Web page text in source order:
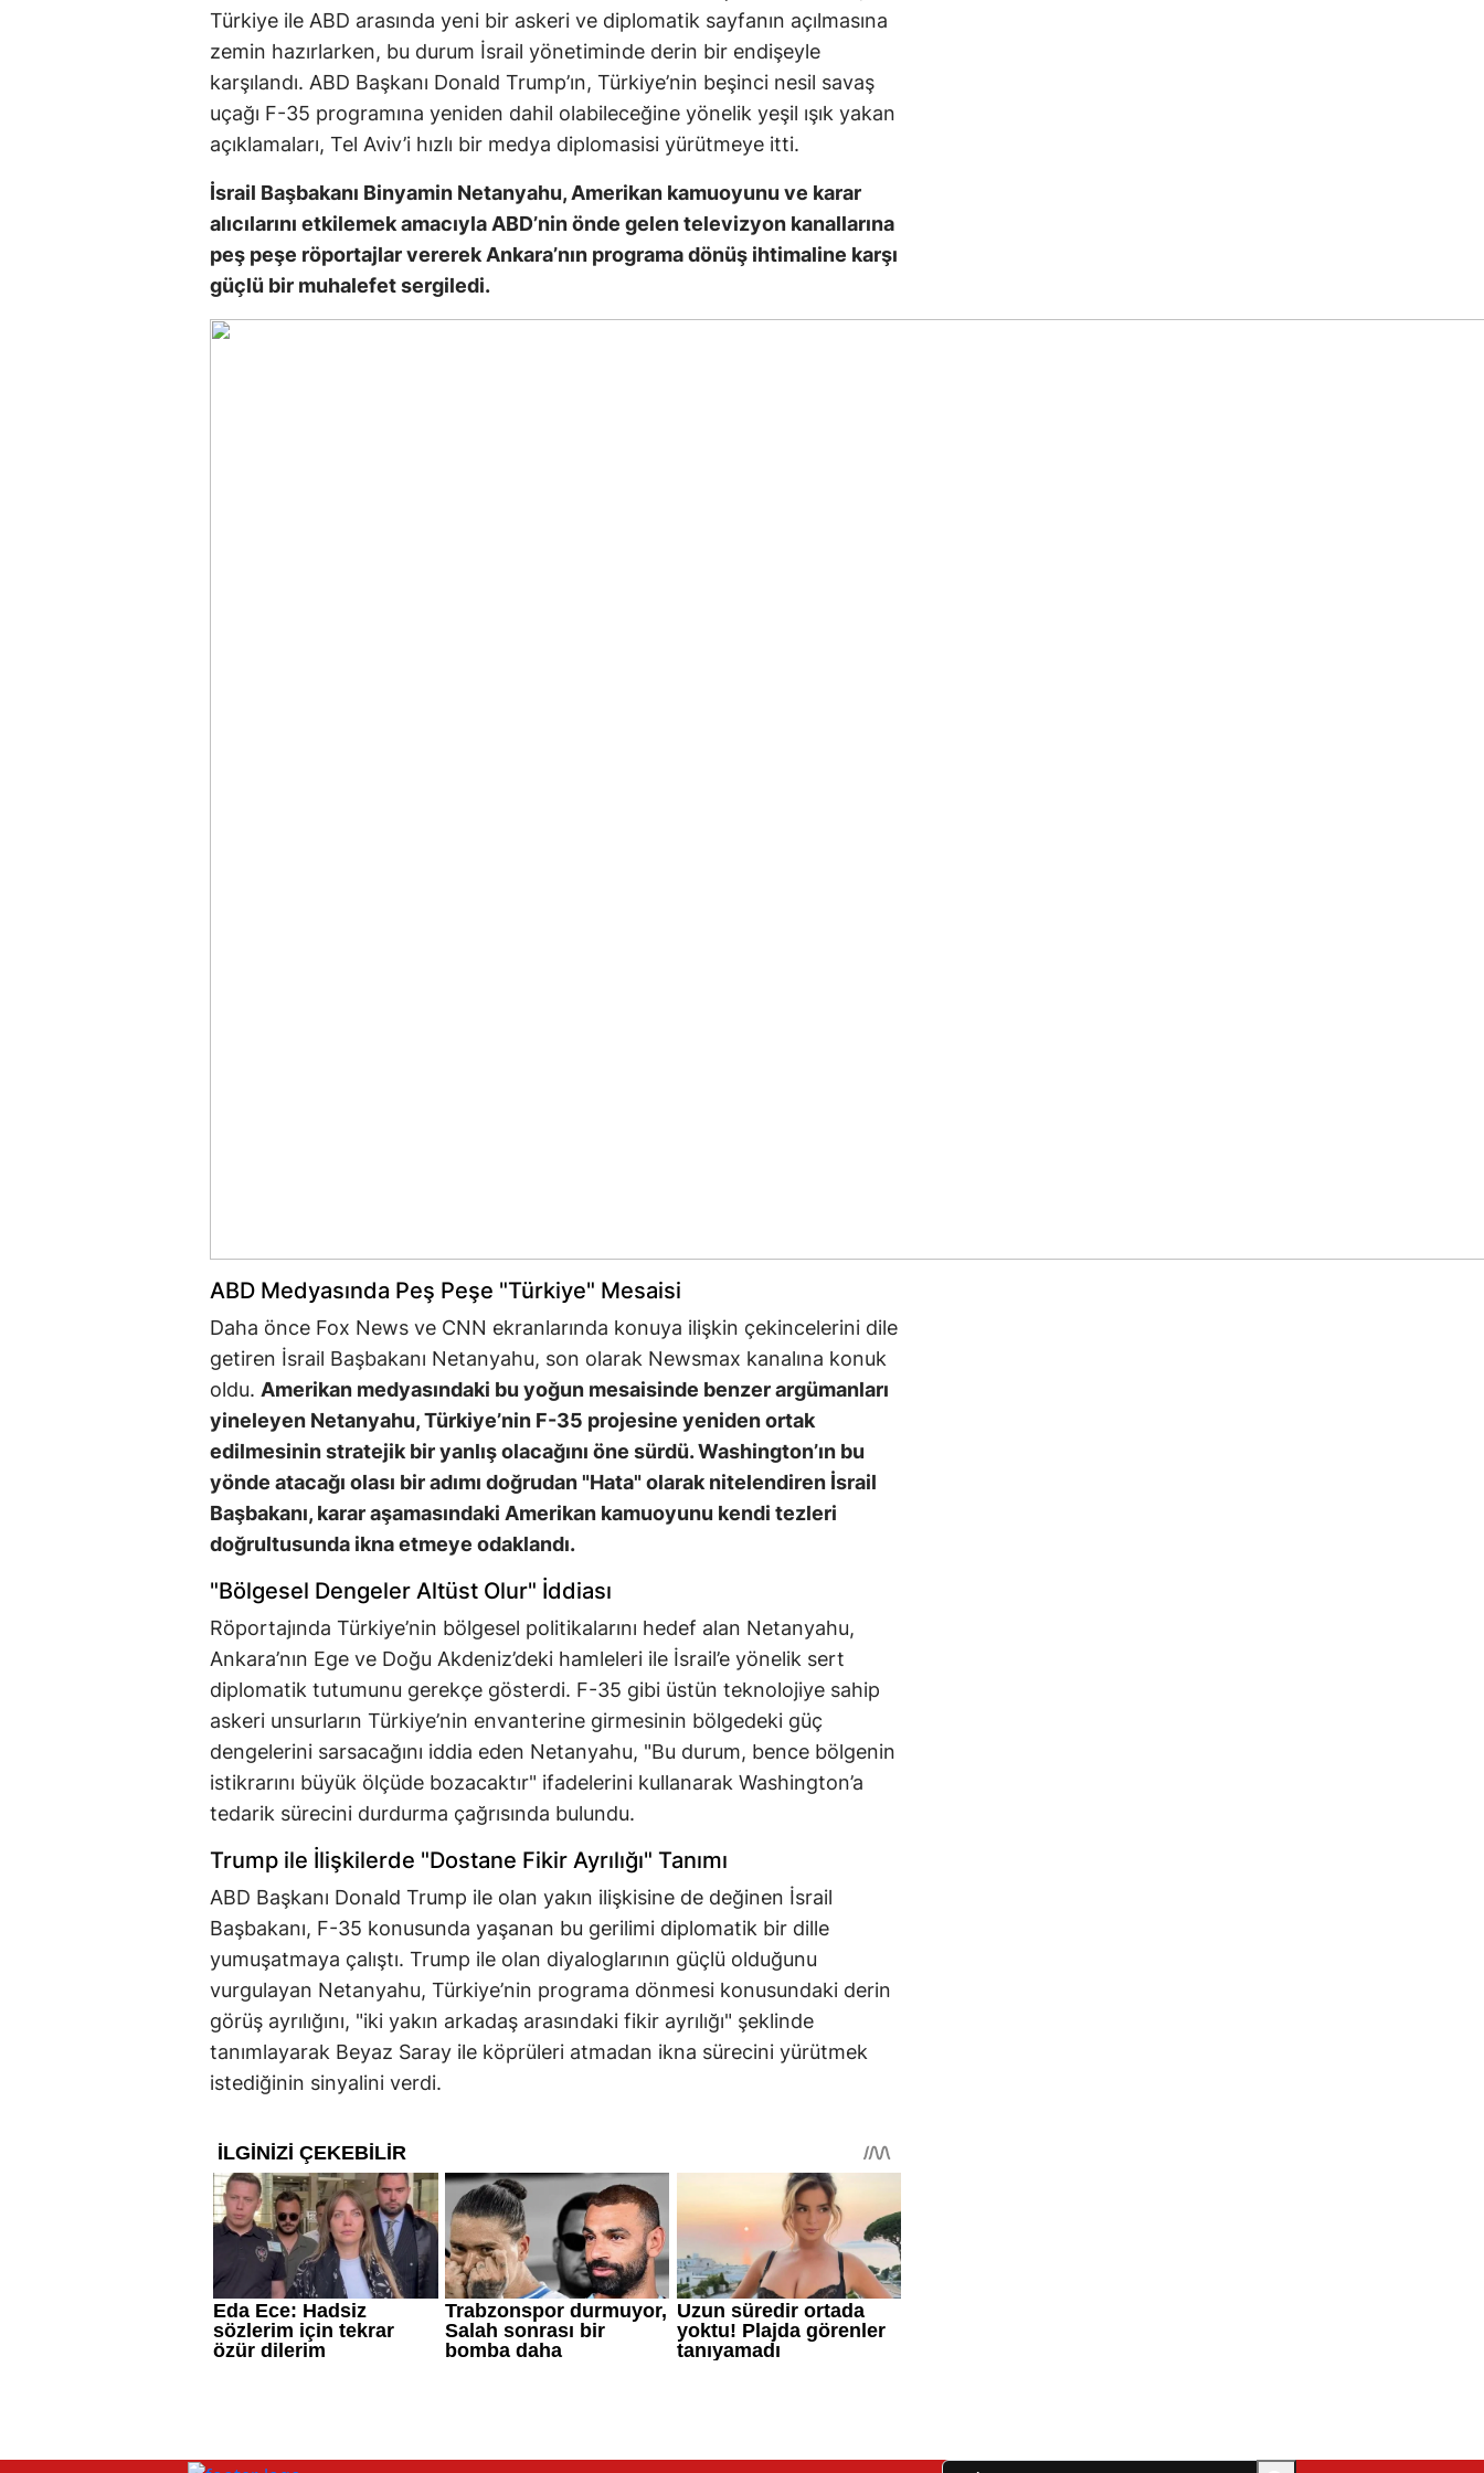
Türkiye ile ABD arasında yeni bir askeri ve diplomatik sayfanın açılmasına
zemin hazırlarken, bu durum İsrail yönetiminde derin bir endişeyle
karşılandı. ABD Başkanı Donald Trump’ın, Türkiye’nin beşinci nesil savaş
uçağı F-35 programına yeniden dahil olabileceğine yönelik yeşil ışık yakan
açıklamaları, Tel Aviv’i hızlı bir medya diplomasisi yürütmeye itti.
İsrail Başbakanı Binyamin Netanyahu, Amerikan kamuoyunu ve karar
alıcılarını etkilemek amacıyla ABD’nin önde gelen televizyon kanallarına
peş peşe röportajlar vererek Ankara’nın programa dönüş ihtimaline karşı
güçlü bir muhalefet sergiledi.
ABD Medyasında Peş Peşe "Türkiye" Mesaisi
Daha önce Fox News ve CNN ekranlarında konuya ilişkin çekincelerini dile
getiren İsrail Başbakanı Netanyahu, son olarak Newsmax kanalına konuk
oldu. Amerikan medyasındaki bu yoğun mesaisinde benzer argümanları
yineleyen Netanyahu, Türkiye’nin F-35 projesine yeniden ortak
edilmesinin stratejik bir yanlış olacağını öne sürdü. Washington’ın bu
yönde atacağı olası bir adımı doğrudan "Hata" olarak nitelendiren İsrail
Başbakanı, karar aşamasındaki Amerikan kamuoyunu kendi tezleri
doğrultusunda ikna etmeye odaklandı.
"Bölgesel Dengeler Altüst Olur" İddiası
Röportajında Türkiye’nin bölgesel politikalarını hedef alan Netanyahu,
Ankara’nın Ege ve Doğu Akdeniz’deki hamleleri ile İsrail’e yönelik sert
diplomatik tutumunu gerekçe gösterdi. F-35 gibi üstün teknolojiye sahip
askeri unsurların Türkiye’nin envanterine girmesinin bölgedeki güç
dengelerini sarsacağını iddia eden Netanyahu, "Bu durum, bence bölgenin
istikrarını büyük ölçüde bozacaktır" ifadelerini kullanarak Washington’a
tedarik sürecini durdurma çağrısında bulundu.
Trump ile İlişkilerde "Dostane Fikir Ayrılığı" Tanımı
ABD Başkanı Donald Trump ile olan yakın ilişkisine de değinen İsrail
Başbakanı, F-35 konusunda yaşanan bu gerilimi diplomatik bir dille
yumuşatmaya çalıştı. Trump ile olan diyaloglarının güçlü olduğunu
vurgulayan Netanyahu, Türkiye’nin programa dönmesi konusundaki derin
görüş ayrılığını, "iki yakın arkadaş arasındaki fikir ayrılığı" şeklinde
tanımlayarak Beyaz Saray ile köprüleri atmadan ikna sürecini yürütmek
istediğinin sinyalini verdi.